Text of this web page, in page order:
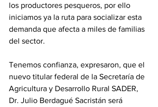
los productores pesqueros, por ello
iniciamos ya la ruta para socializar esta
demanda que afecta a miles de familias
del sector.
Tenemos confianza, expresaron, que el
nuevo titular federal de la Secretaría de
Agricultura y Desarrollo Rural SADER,
Dr. Julio Berdagué Sacristán será